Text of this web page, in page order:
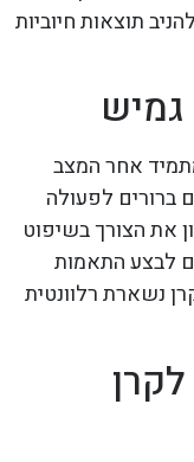
תוצאות חיוביות
אחר המצב
ברורים לפעולה
את הצורך בשיפוט
לבצע התאמות
נשארת רלוונטית